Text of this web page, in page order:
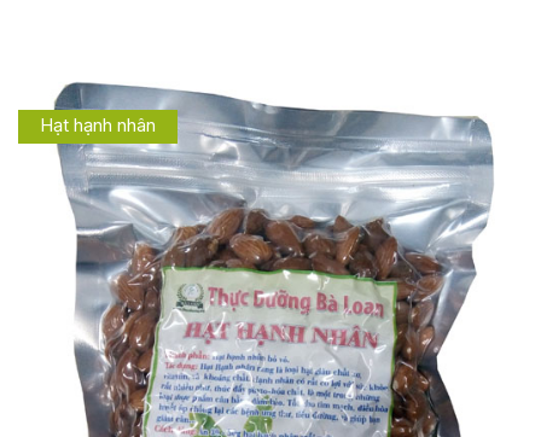
Hạt hạnh nhân